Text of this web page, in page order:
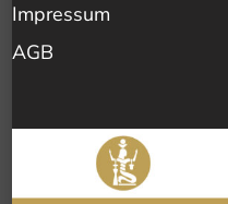
Impressum
AGB